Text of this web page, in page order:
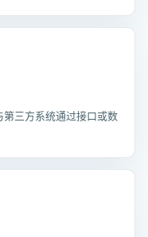
第三方系统通过接口或数